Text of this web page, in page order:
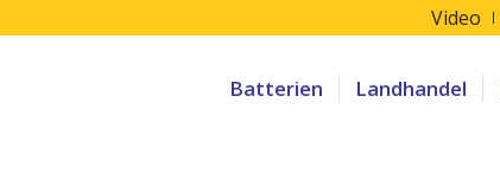
Video
Batterien Landhandel